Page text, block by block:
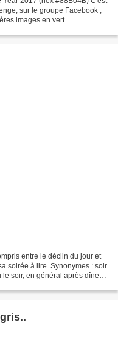
sur le groupe Facebook ,
images en vert
entre le déclin du jour et
soirée à lire. Synonymes : soir
soir, en général après dîner :